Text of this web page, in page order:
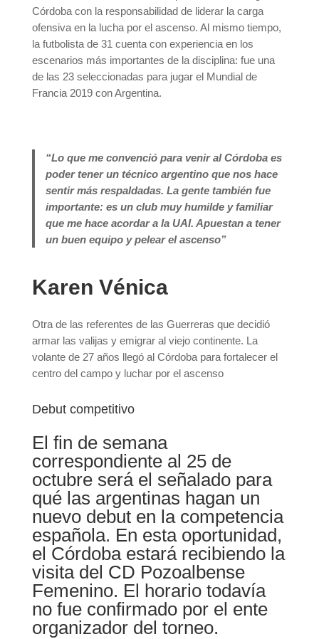
Córdoba con la responsabilidad de liderar la carga
ofensiva en la lucha por el ascenso. Al mismo tiempo,
la futbolista de 31 cuenta con experiencia en los
escenarios más importantes de la disciplina: fue una
de las 23 seleccionadas para jugar el Mundial de
Francia 2019 con Argentina.
“Lo que me convenció para venir al Córdoba es
poder tener un técnico argentino que nos hace
sentir más respaldadas. La gente también fue
importante: es un club muy humilde y familiar
que me hace acordar a la UAI. Apuestan a tener
un buen equipo y pelear el ascenso”
Karen Vénica
Otra de las referentes de las Guerreras que decidió
armar las valijas y emigrar al viejo continente. La
volante de 27 años llegó al Córdoba para fortalecer el
centro del campo y luchar por el ascenso
Debut competitivo
El fin de semana
correspondiente al 25 de
octubre será el señalado para
qué las argentinas hagan un
nuevo debut en la competencia
española. En esta oportunidad,
el Córdoba estará recibiendo la
visita del CD Pozoalbense
Femenino. El horario todavía
no fue confirmado por el ente
organizador del torneo.